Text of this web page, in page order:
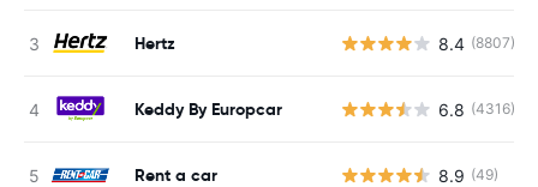
Hertz 8.4 (8807)
Keddy By Europcar 6.8 (4316)
Rent a car 8.9 (49)